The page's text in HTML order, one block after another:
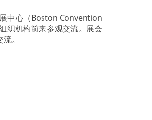
中心（Boston Convention
织机构前来参观交流。展会
。